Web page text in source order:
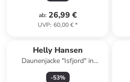
ab: 26,99 €
UVP: 60,00 €*
Helly Hansen
Daunenjacke "Isfjord" in
Schwarz
-53%